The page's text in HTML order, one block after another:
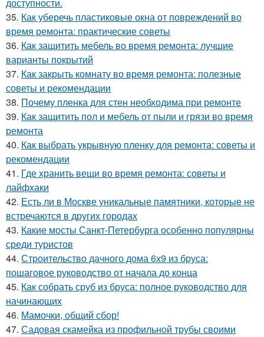
доступности.
35. Как уберечь пластиковые окна от повреждений во
время ремонта: практические советы
36. Как защитить мебель во время ремонта: лучшие
варианты покрытий
37. Как закрыть комнату во время ремонта: полезные
советы и рекомендации
38. Почему пленка для стен необходима при ремонте
39. Как защитить пол и мебель от пыли и грязи во время
ремонта
40. Как выбрать укрывную пленку для ремонта: советы и
рекомендации
41. Где хранить вещи во время ремонта: советы и
лайфхаки
42. Есть ли в Москве уникальные памятники, которые не
встречаются в других городах
43. Какие мосты Санкт-Петербурга особенно популярны
среди туристов
44. Строительство дачного дома 6х9 из бруса:
пошаговое руководство от начала до конца
45. Как собрать сруб из бруса: полное руководство для
начинающих
46. Мамочки, общий сбор!
47. Садовая скамейка из профильной трубы своими